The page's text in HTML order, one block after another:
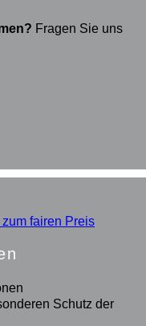
Fragen Sie uns
Schutz der